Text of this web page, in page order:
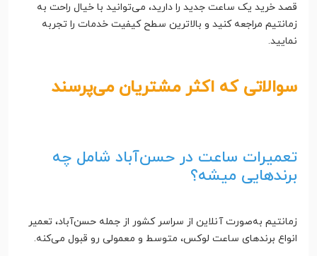
قصد خرید یک ساعت جدید را دارید، می‌توانید با خیال راحت به
زمانتیم مراجعه کنید و بالاترین سطح کیفیت خدمات را تجربه
نمایید.
سوالاتی که اکثر مشتریان می‌پرسند
تعمیرات ساعت در حسن‌آباد شامل چه
برندهایی میشه؟
زمانتیم به‌صورت آنلاین از سراسر کشور از جمله حسن‌آباد، تعمیر
انواع برندهای ساعت لوکس، متوسط و معمولی رو قبول می‌کنه.